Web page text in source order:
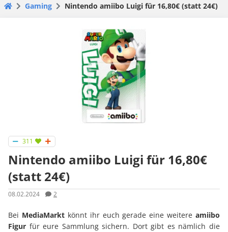
Gaming Nintendo amiibo Luigi für 16,80€ (statt 24€)
311
Nintendo amiibo Luigi für 16,80€
(statt 24€)
08.02.2024 2
Bei MediaMarktkönnt ihr euch gerade eine weitere amiibo
Figur für eure Sammlung sichern. Dort gibt es nämlich die